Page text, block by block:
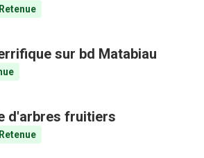
Retenue
sur bd Matabiau
d'arbres fruitiers
Retenue